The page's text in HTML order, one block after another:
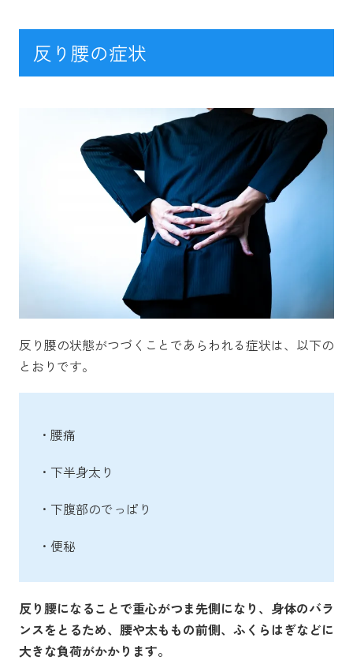
反り腰の症状
反り腰の状態がつづくことであらわれる症状は、以下の
とおりです。
・腰痛
・下半身太り
・下腹部のでっぱり
・便秘
反り腰になることで重心がつま先側になり、身体のバラ
ンスをとるため、腰や太ももの前側、ふくらはぎなどに
大きな負荷がかかります。